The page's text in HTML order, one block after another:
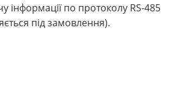
інформації по протоколу RS-485
під замовлення).